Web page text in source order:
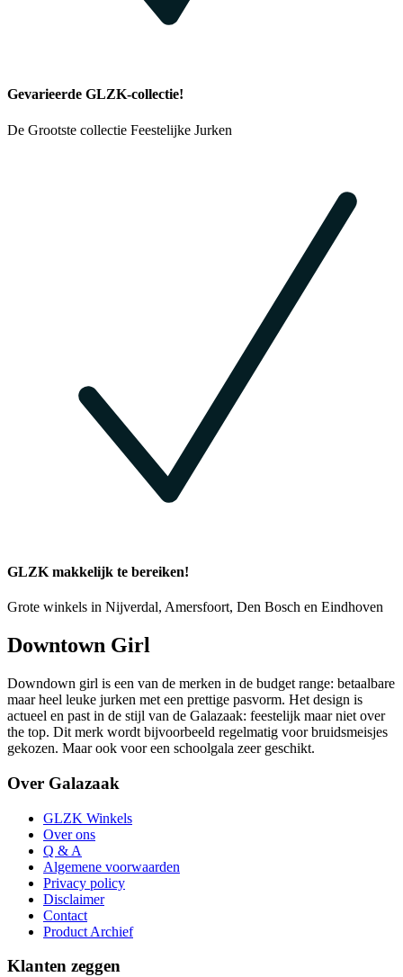
Gevarieerde GLZK-collectie!
De Grootste collectie Feestelijke Jurken
GLZK makkelijk te bereiken!
Grote winkels in Nijverdal, Amersfoort, Den Bosch en Eindhoven
Downtown Girl
Downdown girl is een van de merken in de budget range: betaalbare
maar heel leuke jurken met een prettige pasvorm. Het design is
actueel en past in de stijl van de Galazaak: feestelijk maar niet over
the top. Dit merk wordt bijvoorbeeld regelmatig voor bruidsmeisjes
gekozen. Maar ook voor een schoolgala zeer geschikt.
Over Galazaak
GLZK Winkels
Over ons
Q & A
Algemene voorwaarden
Privacy policy
Disclaimer
Contact
Product Archief
Klanten zeggen